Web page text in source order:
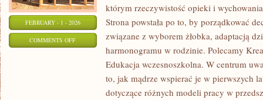
FEBRUARY - 1 - 2026
COMMENTS OFFON
którym rzeczywistość opieki i
Strona powstała po to, by porządkować
związane z wyborem żłobka, adaptacją
harmonogramu w rodzinie. Polecamy
Edukacja wczesnoszkolna. W centrum
to, jak mądrze wspierać je w pierwszych
dotyczące różnych modeli pracy w